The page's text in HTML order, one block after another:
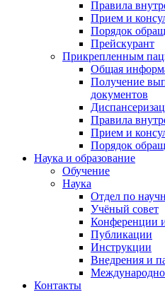
Правила
Прием и
Порядок
Прейскурант
Прикрепленным
Общая
Получение
документов
Правила
Прием и
Порядок
Наука и образование
Обучение
Наука
Отдел по
Учёный совет
Конференции
Публикации
Инструкции
Внедрения и
Контакты